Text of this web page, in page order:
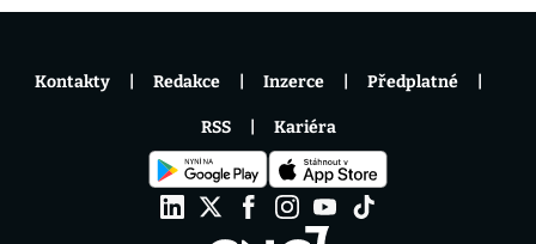
Kontakty Redakce Inzerce Předplatné
RSS Kariéra